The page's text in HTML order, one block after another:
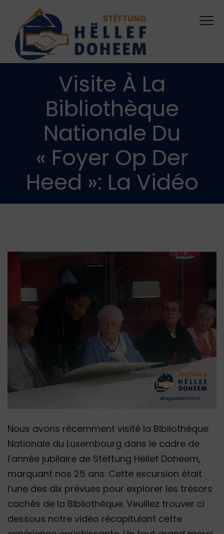
Visite À La
Bibliothèque
Nationale Du
« Foyer Op Der
Heed »: La Vidéo
Nous avons récemment visité la Bibliothèque
Nationale du Luxembourg dans le cadre de
l’année jubilaire de Stëftung Hëllef Doheem,
marquant nos 25 ans. Cette excursion était
l’une des dix prévues pour explorer les trésors
cachés de la Bibliothèque. Veuillez trouver ci
dessous notre vidéo récapitulant cette